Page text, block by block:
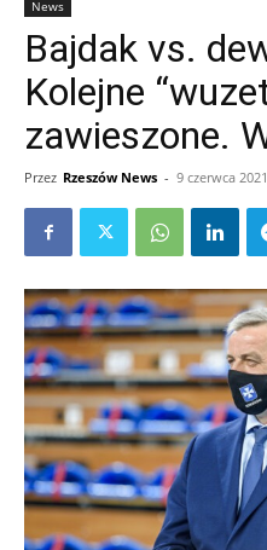
News
Bajdak vs.
Kolejne
zawieszone.
Przez Rzeszów News - 9 czerwca